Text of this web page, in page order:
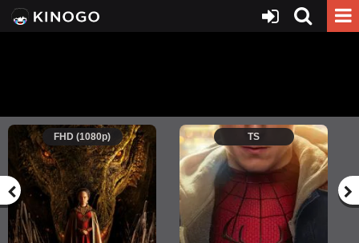
FHD (1080p) TS